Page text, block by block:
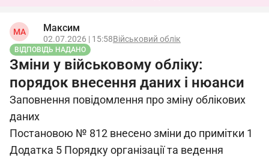
МА Максим
02.07.2026 | 15:58Військовий облік
ВІДПОВІДЬ НАДАНО
Зміни у військовому обліку:
порядок внесення даних і нюанси
Заповнення повідомлення про зміну облікових
даних
Постановою № 812 внесено зміни до примітки 1
Додатка 5 Порядку організації та ведення